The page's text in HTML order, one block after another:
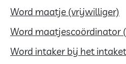
Word maatje (vrijwilliger)
Word maatjescoördinator
Word intaker bij het